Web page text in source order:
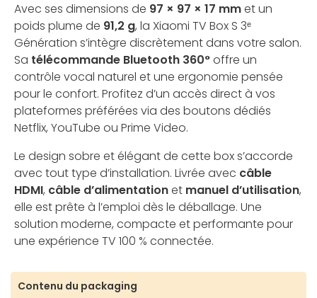
Avec ses dimensions de 97 × 97 × 17 mmet un
poids plume de 91,2 g, la Xiaomi TV Box S 3ᵉ
Génération s’intègre discrètement dans votre salon.
Sa télécommande Bluetooth 360°offre un
contrôle vocal naturel et une ergonomie pensée
pour le confort. Profitez d’un accès direct à vos
plateformes préférées via des boutons dédiés
Netflix, YouTube ou Prime Video.
Le design sobre et élégant de cette box s’accorde
avec tout type d’installation. Livrée avec câble
HDMI, câble d’alimentationet manuel d’utilisation,
elle est prête à l’emploi dès le déballage. Une
solution moderne, compacte et performante pour
une expérience TV 100 % connectée.
Contenu du packaging